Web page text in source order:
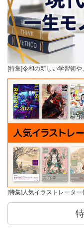
[特集]令和の新しい学習術
[特集]人気イラストレータ